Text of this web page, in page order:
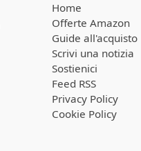
Home
Offerte Amazon
Guide all'acquisto
Scrivi una notizia
Sostienici
Feed RSS
Privacy Policy
Cookie Policy